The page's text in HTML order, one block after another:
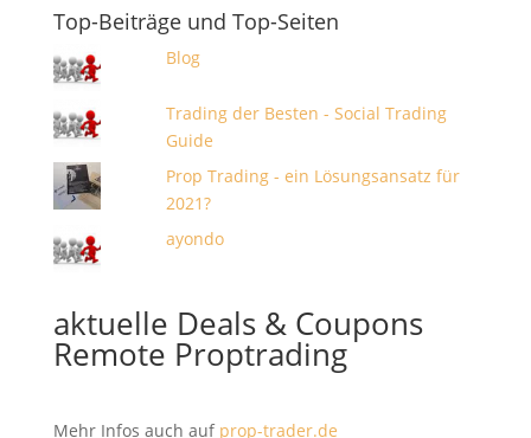
Top-Beiträge und Top-Seiten
Blog
Trading der Besten - Social Trading
Guide
Prop Trading - ein Lösungsansatz für
2021?
ayondo
aktuelle Deals & Coupons
Remote Proptrading
Mehr Infos auch auf prop-trader.de